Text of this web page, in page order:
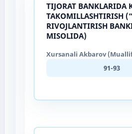
TIJORAT
TAKOMILLASHTIRISH
RIVOJLANTIRISH
MISOLIDA)
Xursanali Akbarov
91-93